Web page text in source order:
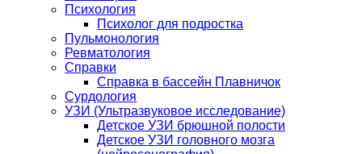
Психология
Психолог для подростка
Пульмонология
Ревматология
Справки
Справка в бассейн Плавничок
Сурдология
УЗИ (Ультразвуковое исследование)
Детское УЗИ брюшной полости
Детское УЗИ головного мозга